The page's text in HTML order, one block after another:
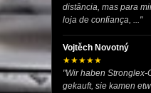
distância, mas para
loja de confiança, ..."
Vojtěch Novotný
★★★★★
"Wir haben Stronglex-
gekauft, sie kamen